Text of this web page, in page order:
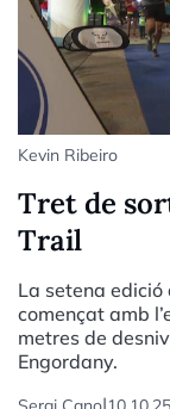
Kevin Ribeiro
Tret de
Trail
La setena
començat amb
metres de
Engordany.